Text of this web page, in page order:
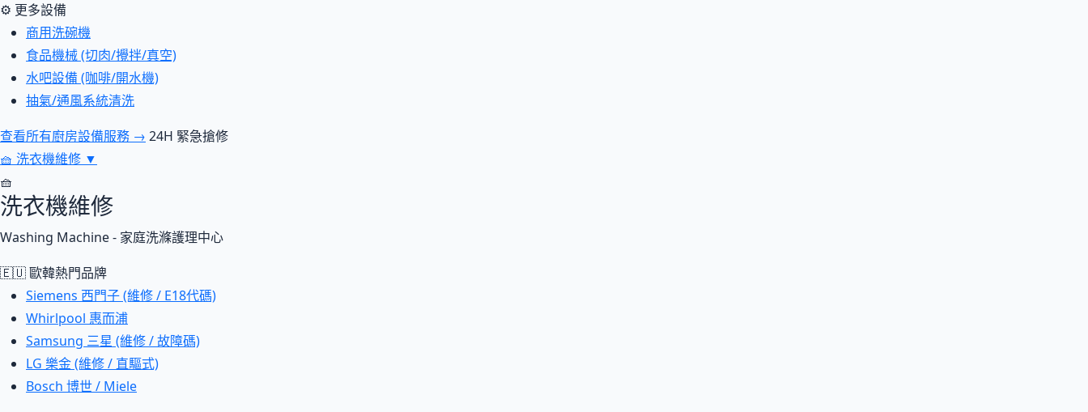
⚙ 更多設備
商用洗碗機
食品機械 (切肉/攪拌/真空)
水吧設備 (咖啡/開水機)
抽氣/通風系統清洗
查看所有廚房設備服務 → 24H 緊急搶修
🧺 洗衣機維修 ▼
🧺
洗衣機維修
Washing Machine - 家庭洗滌護理中心
🇪🇺 歐韓熱門品牌
Siemens 西門子 (維修 / E18代碼)
Whirlpool 惠而浦
Samsung 三星 (維修 / 故障碼)
LG 樂金 (維修 / 直驅式)
Bosch 博世 / Miele